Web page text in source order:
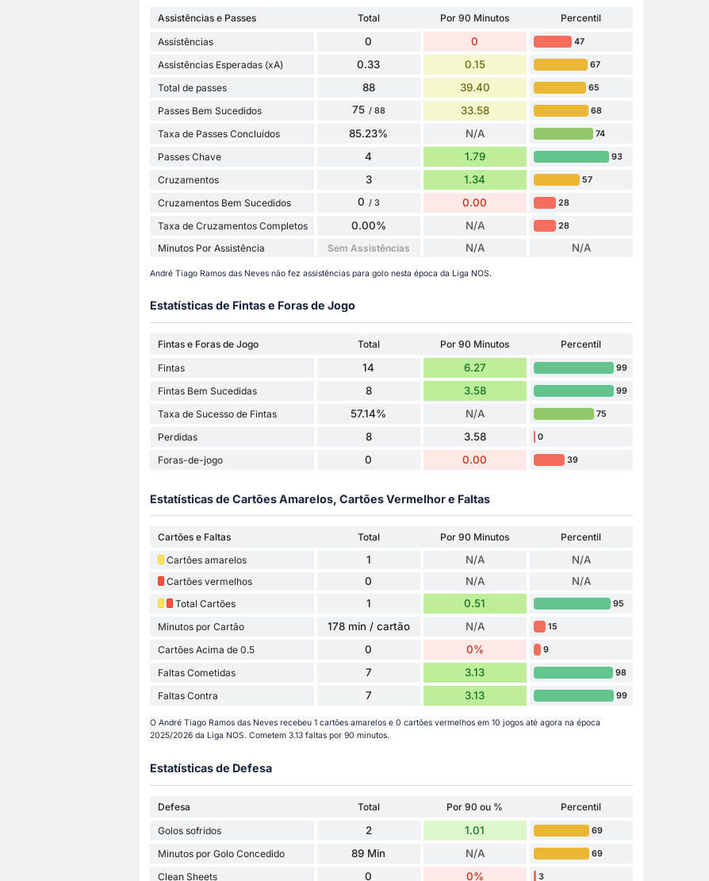
Assistências e Passes Total Por 90 Minutos
Percentil
Assistências
0 0 47
Assistências Esperadas (xA) 0.33 0.15 67
Total de passes 88 39.40 65
Passes Bem Sucedidos 75 / 88 33.58 68
Taxa de Passes Concluídos 85.23% N/A 74
Passes Chave 4 1.79 93
Cruzamentos 3 1.34 57
Cruzamentos Bem Sucedidos 0 / 3 0.00 28
Taxa de Cruzamentos Completos 0.00% N/A 28
Minutos Por Assistência Sem Assistências N/A N/A
André Tiago Ramos das Neves não fez assistências para golo nesta época da Liga NOS.
Estatísticas de Fintas e Foras de Jogo
Fintas e Foras de Jogo Total Por 90 Minutos
Percentil
Fintas
14 6.27 99
Fintas Bem Sucedidas 8 3.58 99
Taxa de Sucesso de Fintas 57.14% N/A 75
Perdidas 8 3.58 0
Foras-de-jogo 0 0.00 39
Estatísticas de Cartões Amarelos, Cartões Vermelhor e Faltas
Cartões e Faltas Total Por 90 Minutos
Percentil
Cartões amarelos
1 N/A N/A
Cartões vermelhos 0 N/A N/A
Total Cartões 1 0.51 95
Minutos por Cartão 178 min / cartão N/A 15
Cartões Acima de 0.5 0 0% 9
Faltas Cometidas 7 3.13 98
Faltas Contra 7 3.13 99
O André Tiago Ramos das Neves recebeu 1 cartões amarelos e 0 cartões vermelhos em 10 jogos até agora na época
2025/2026 da Liga NOS. Cometem 3.13 faltas por 90 minutos.
Estatísticas de Defesa
Defesa Total Por 90 ou %
Percentil
Golos sofridos
2 1.01 69
Minutos por Golo Concedido 89 Min N/A 69
Clean Sheets 0 0% 3